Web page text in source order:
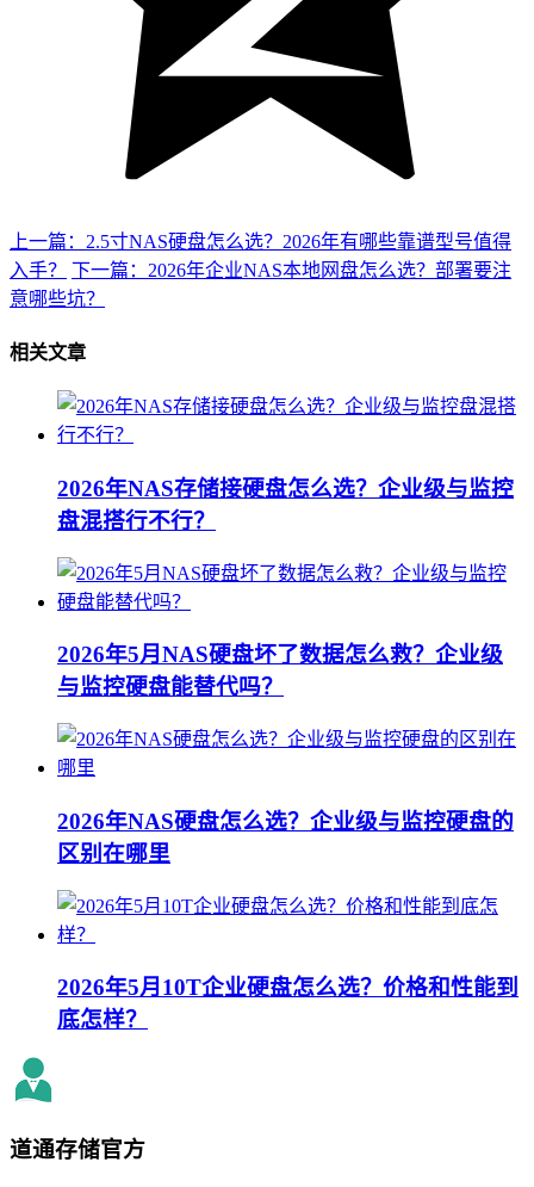
上一篇：2.5寸NAS硬盘怎么选？2026年有哪些靠谱型号值得
入手？
下一篇：2026年企业NAS本地网盘怎么选？部署要注
意哪些坑？
相关文章
2026年NAS存储接硬盘怎么选？企业级与监控
盘混搭行不行？
2026年5月NAS硬盘坏了数据怎么救？企业级
与监控硬盘能替代吗？
2026年NAS硬盘怎么选？企业级与监控硬盘的
区别在哪里
2026年5月10T企业硬盘怎么选？价格和性能到
底怎样？
道通存储官方